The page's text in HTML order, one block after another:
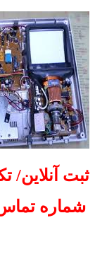
ثبت آنلاین/
شماره